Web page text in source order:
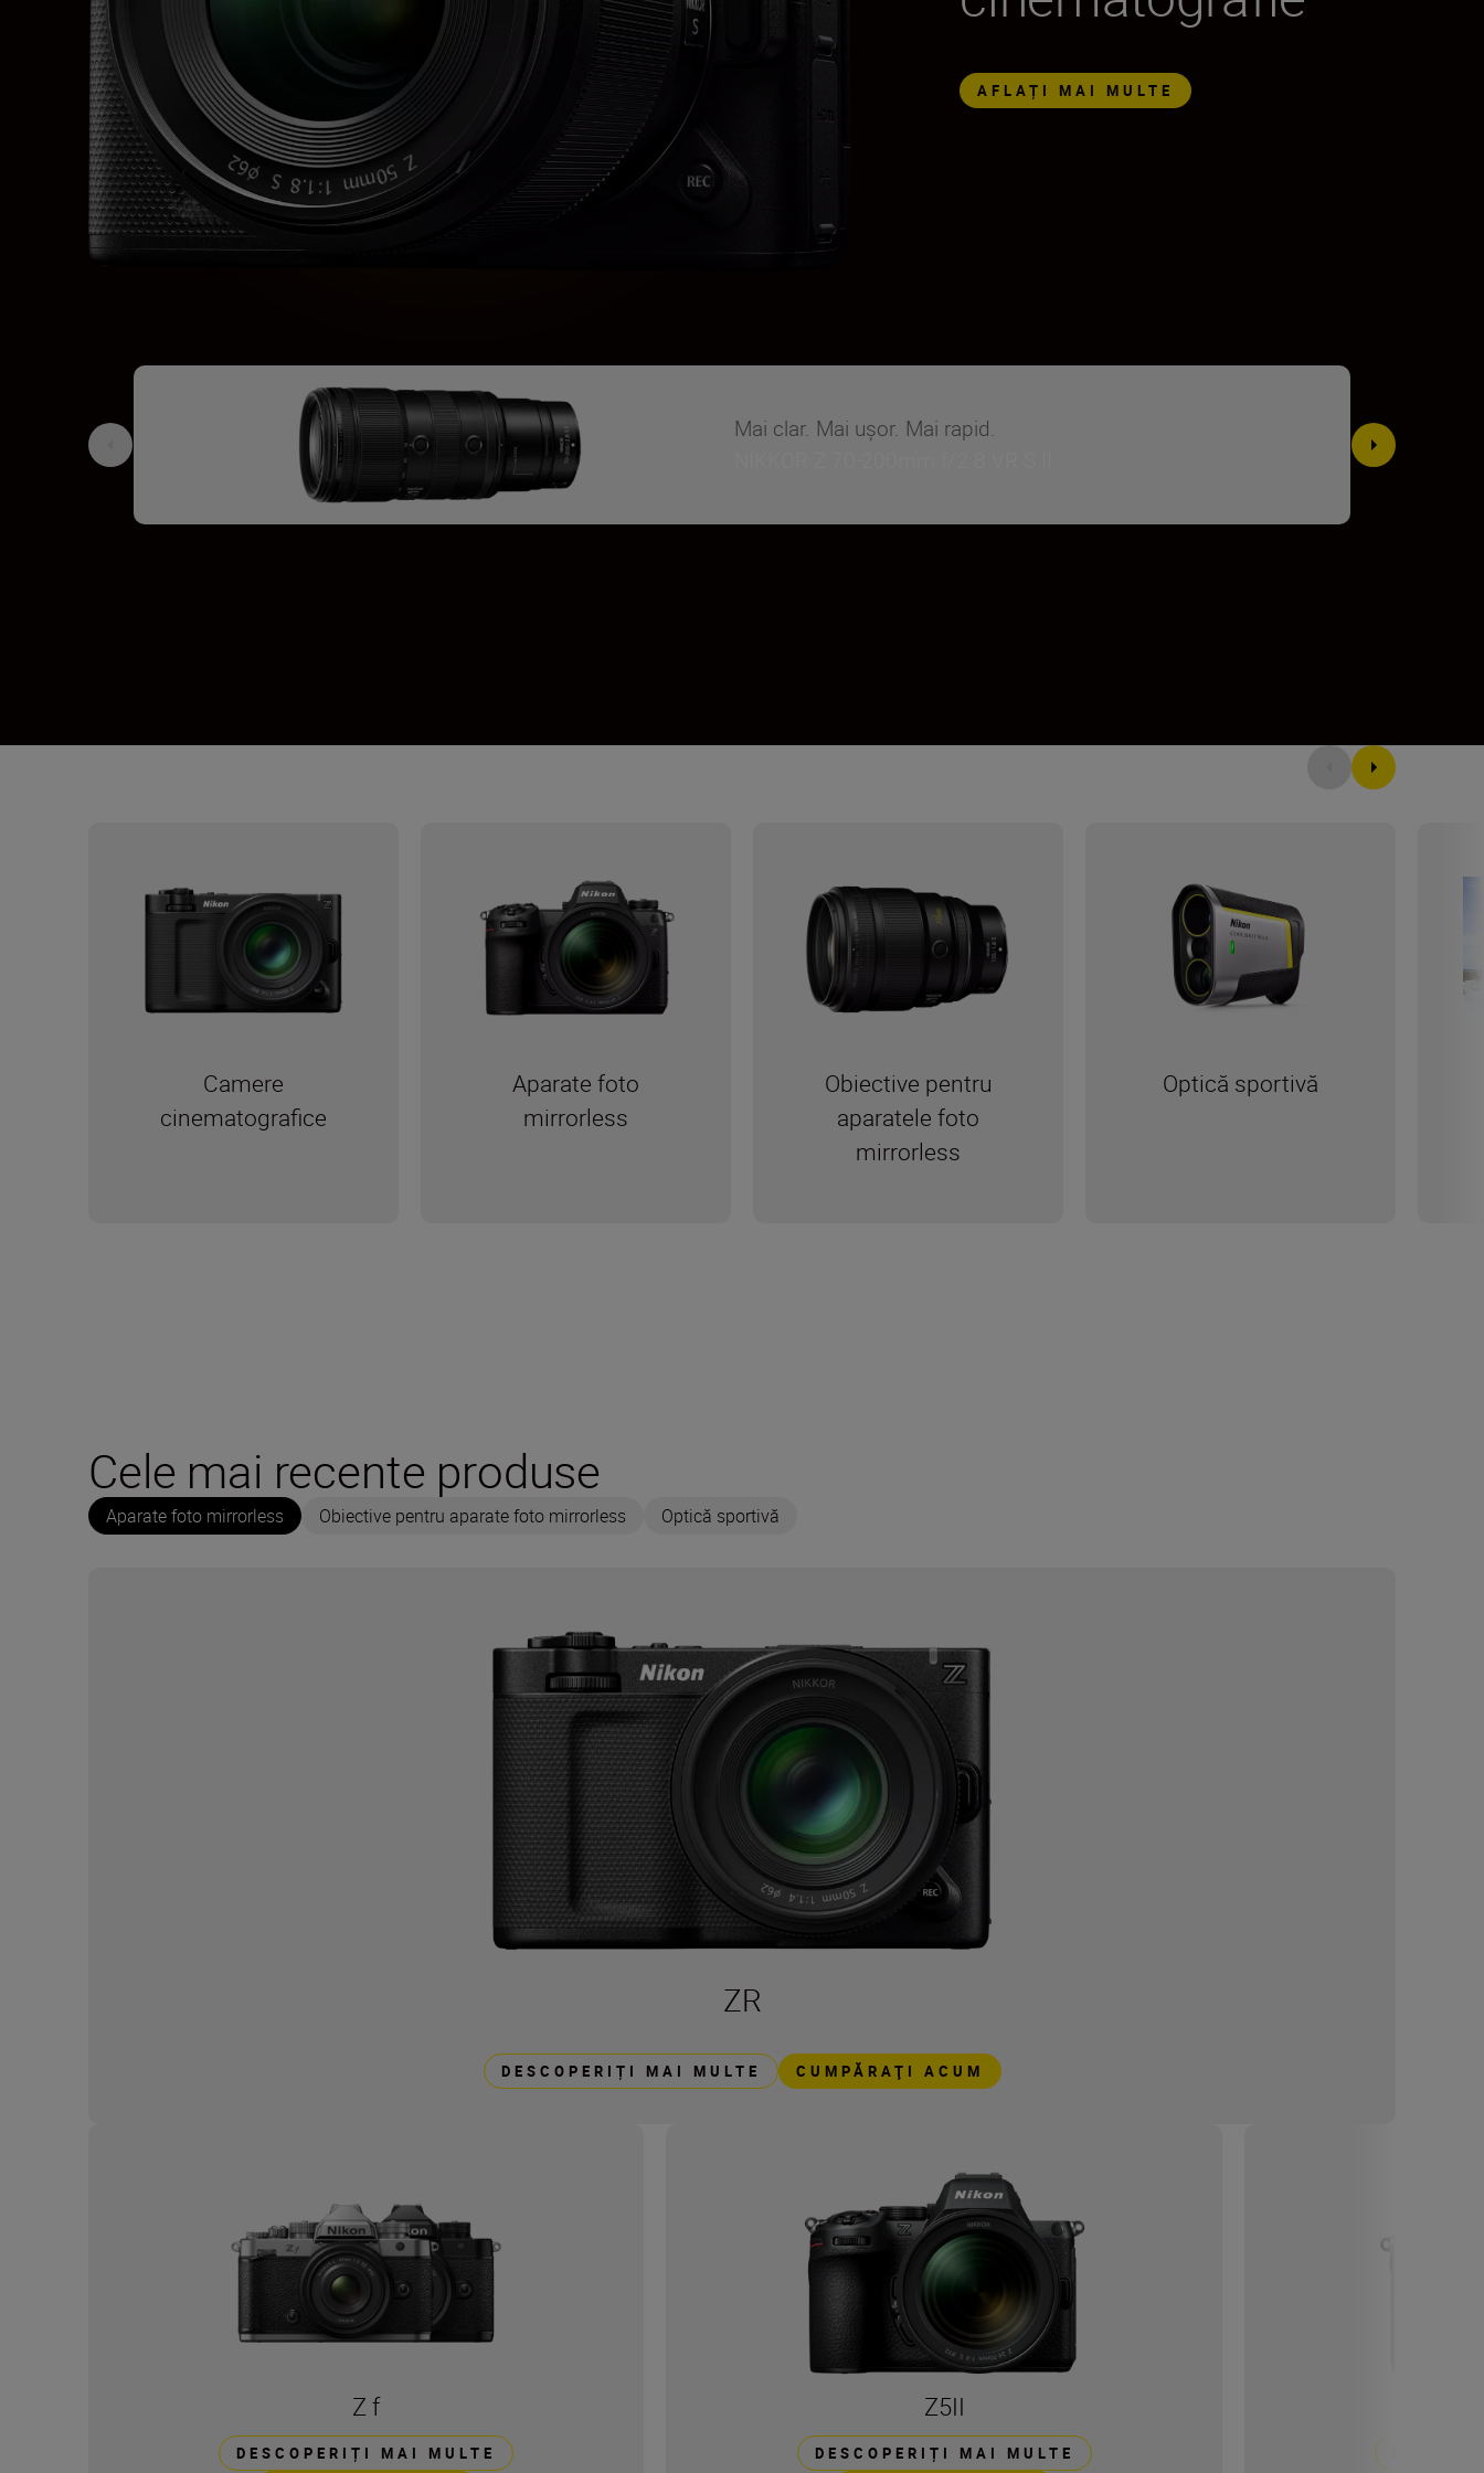
AFLAȚI MAI MULTE
Mai clar. Mai ușor. Mai rapid.
Camere
cinematografice
Aparate foto
mirrorless
Obiective pentru
aparatele foto
mirrorless
Optică sportivă
Cele mai recente produse
Aparate foto mirrorless Obiective pentru aparate foto mirrorless Optică sportivă
ZR
DESCOPERIȚI MAI MULTE CUMPĂRAŢI ACUM
Z f
DESCOPERIȚI MAI MULTE
Z5II
DESCOPERIȚI MAI MULTE